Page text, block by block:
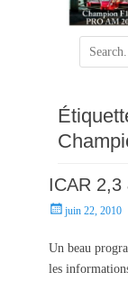
Search
for:
ICAR 2,3
P
s
t
juin 22, 2010
Un beau
les